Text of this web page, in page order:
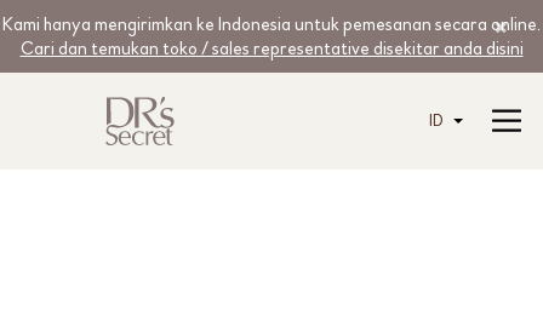
Kami hanya mengirimkan ke Indonesia untuk pemesanan secara online.
Cari dan temukan toko / sales representative disekitar anda disini
ID